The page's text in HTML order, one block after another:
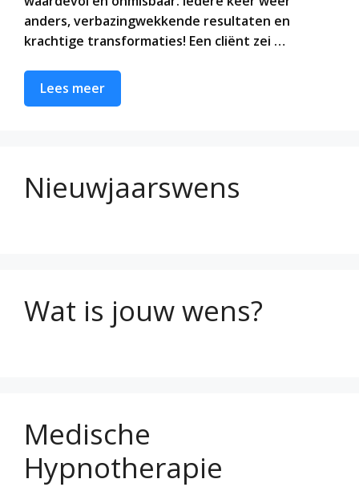
anders, verbazingwekkende resultaten en
krachtige transformaties! Een cliënt zei …
Lees meer
Nieuwjaarswens
Wat is jouw wens?
Medische
Hypnotherapie